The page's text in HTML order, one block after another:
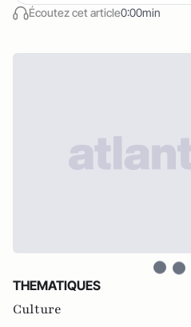
Écoutez cet article0:00min
THEMATIQUES
Culture